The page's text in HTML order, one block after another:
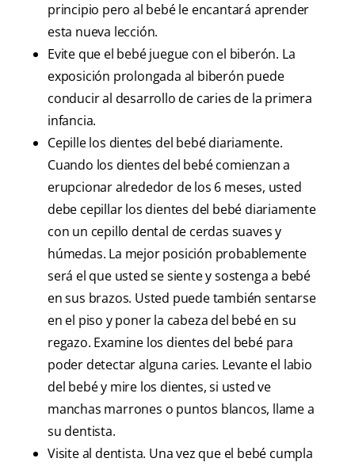
principio pero al bebé le encantará aprender
esta nueva lección.
Evite que el bebé juegue con el biberón. La
exposición prolongada al biberón puede
conducir al desarrollo de caries de la primera
infancia.
Cepille los dientes del bebé diariamente.
Cuando los dientes del bebé comienzan a
erupcionar alrededor de los 6 meses, usted
debe cepillar los dientes del bebé diariamente
con un cepillo dental de cerdas suaves y
húmedas. La mejor posición probablemente
será el que usted se siente y sostenga a bebé
en sus brazos. Usted puede también sentarse
en el piso y poner la cabeza del bebé en su
regazo. Examine los dientes del bebé para
poder detectar alguna caries. Levante el labio
del bebé y mire los dientes, si usted ve
manchas marrones o puntos blancos, llame a
su dentista.
Visite al dentista. Una vez que el bebé cumpla